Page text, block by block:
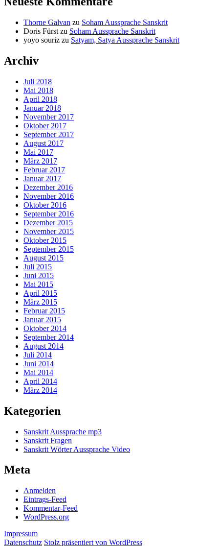
Thorne Galvan zu Soham Aussprache Sanskrit
Doris Fürst zu Soham Aussprache Sanskrit
yoyo souriz zu Satyam, Satya Aussprache Sanskrit
Archiv
Juli 2018
Mai 2018
April 2018
Januar 2018
November 2017
Oktober 2017
September 2017
August 2017
Mai 2017
März 2017
Februar 2017
Januar 2017
Dezember 2016
November 2016
Oktober 2016
September 2016
Dezember 2015
November 2015
Oktober 2015
September 2015
August 2015
Juli 2015
Juni 2015
Mai 2015
April 2015
März 2015
Februar 2015
Januar 2015
Oktober 2014
September 2014
August 2014
Juli 2014
Juni 2014
Mai 2014
April 2014
März 2014
Kategorien
Sanskrit Aussprache mp3
Sanskrit Fragen
Sanskrit Wörter Aussprache Video
Meta
Anmelden
Eintrags-Feed
Kommentar-Feed
WordPress.org
Impressum
Datenschutz Stolz präsentiert von WordPress